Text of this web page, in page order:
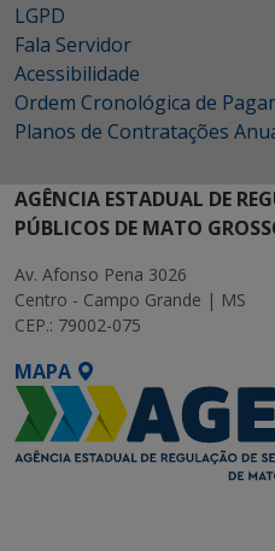
LGPD
Fala Servidor
Acessibilidade
Ordem Cronológica de
Planos de Contratações
AGÊNCIA ESTADUAL DE
PÚBLICOS DE MATO
Av. Afonso Pena 3026
Centro - Campo Grande | MS
CEP.: 79002-075
MAPA